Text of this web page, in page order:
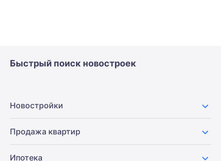
Быстрый поиск новостроек
Новостройки
Продажа квартир
Ипотека